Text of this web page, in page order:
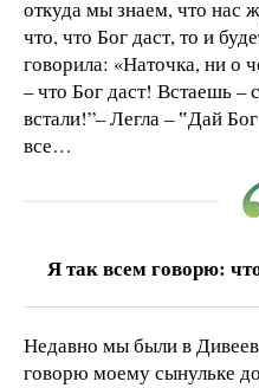
откуда мы знаем, что нас
что, что Бог даст, то и
говорила: «Наточка, ни о
– что Бог даст! Встаешь –
встали!”– Легла – ‟Дай
все…
Я так всем говорю:
Недавно мы были в
говорю моему сынульке